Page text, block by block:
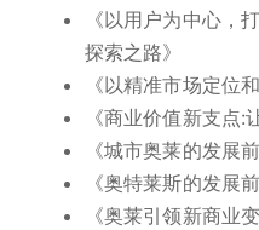
《以用户为中心，
探索之路》
《以精准市场定位
《商业价值新支点:
《城市奥莱的发展
《奥特莱斯的发展
《奥莱引领新商业变